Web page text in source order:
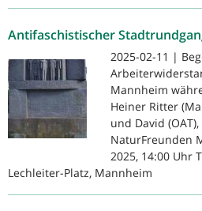
Antifaschistischer
2025-02-11 |
Mannheim
Heiner Ritter
und David
NaturFreunden
2025, 14:00 Uhr
Lechleiter-Platz, Mannheim